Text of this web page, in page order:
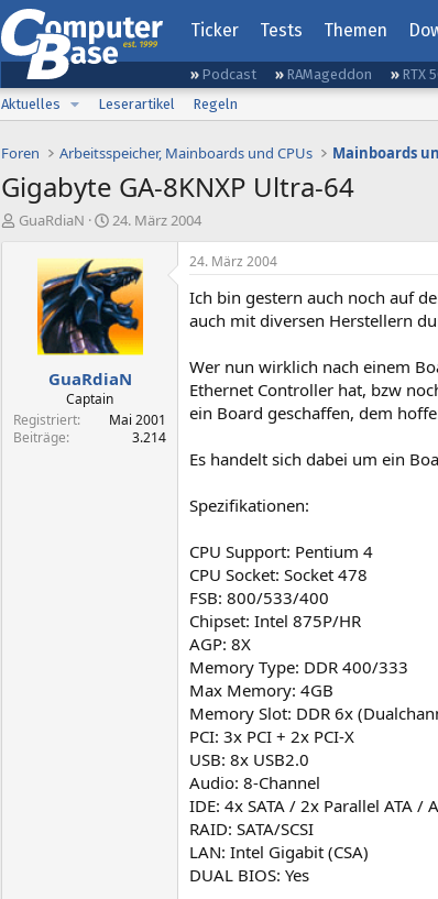
Ticker Tests Themen
Podcast RAMageddon RTX
Aktuelles
Leserartikel Regeln
Foren Arbeitsspeicher, Mainboards und CPUs Mainboards
Gigabyte GA-8KNXP Ultra-64
E
GuaRdiaN
E
s
t
e
l
l
t
a
m
24. März 2004
GuaRdiaN
Captain
Registriert
Mai 2001
Beiträge
3.214
24. März 2004
Ich bin gestern auch noch auf
auch mit diversen Herstellern
Wer nun wirklich nach einem
Ethernet Controller hat, bzw
ein Board geschaffen, dem
Es handelt sich dabei um ein
Spezifikationen:
CPU Support: Pentium 4
CPU Socket: Socket 478
FSB: 800/533/400
Chipset: Intel 875P/HR
AGP: 8X
Memory Type: DDR 400/333
Max Memory: 4GB
Memory Slot: DDR 6x
PCI: 3x PCI + 2x PCI-X
USB: 8x USB2.0
Audio: 8-Channel
IDE: 4x SATA / 2x Parallel ATA /
RAID: SATA/SCSI
LAN: Intel Gigabit (CSA)
DUAL BIOS: Yes